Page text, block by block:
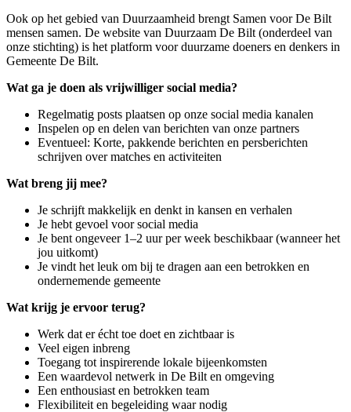
Ook op het gebied van Duurzaamheid brengt Samen voor De Bilt
mensen samen. De website van Duurzaam De Bilt (onderdeel van
onze stichting) is het platform voor duurzame doeners en denkers in
Gemeente De Bilt.
Wat ga je doen als vrijwilliger social media?
Regelmatig posts plaatsen op onze social media kanalen
Inspelen op en delen van berichten van onze partners
Eventueel: Korte, pakkende berichten en persberichten
schrijven over matches en activiteiten
Wat breng jij mee?
Je schrijft makkelijk en denkt in kansen en verhalen
Je hebt gevoel voor social media
Je bent ongeveer 1–2 uur per week beschikbaar (wanneer het
jou uitkomt)
Je vindt het leuk om bij te dragen aan een betrokken en
ondernemende gemeente
Wat krijg je ervoor terug?
Werk dat er écht toe doet en zichtbaar is
Veel eigen inbreng
Toegang tot inspirerende lokale bijeenkomsten
Een waardevol netwerk in De Bilt en omgeving
Een enthousiast en betrokken team
Flexibiliteit en begeleiding waar nodig